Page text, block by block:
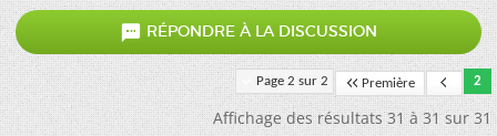
 RÉPONDRE À LA DISCUSSION
Page 2 sur 2 Première 2
Affichage des résultats 31 à 31 sur 31